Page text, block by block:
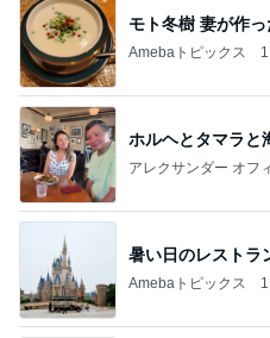
モト冬樹 妻が作
Amebaトピックス
ホルヘとタマラと
アレクサンダー オフ
暑い日のレストラ
Amebaトピックス